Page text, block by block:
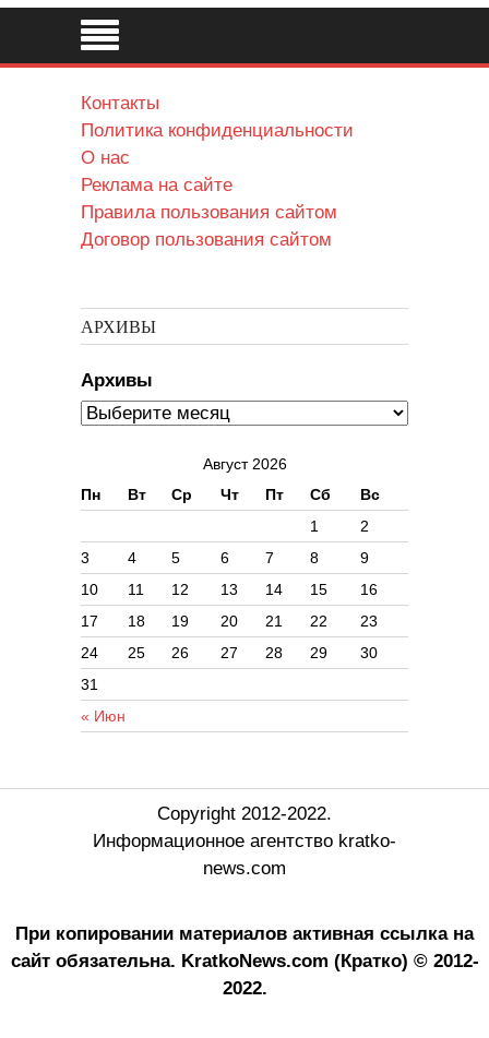
Контакты
Политика конфиденциальности
О нас
Реклама на сайте
Правила пользования сайтом
Договор пользования сайтом
АРХИВЫ
Архивы
Август 2026
Пн
Вт Ср Чт Пт Сб Вс
« Июн
1
2
3
4 5 6 7 8
9
10
11 12 13 14 15
16
17
18 19 20 21 22
23
24
25 26 27 28 29
30
31
Copyright 2012-2022.
Информационное агентство kratko-
news.com
При копировании материалов активная ссылка на
сайт обязательна. KratkoNews.com (Кратко) © 2012-
2022.